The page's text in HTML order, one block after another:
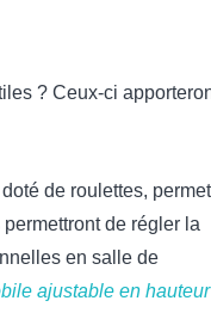
? Ceux-ci
de roulettes,
de régler la
en salle de
ajustable en